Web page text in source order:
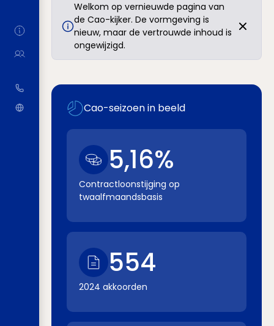
Welkom op vernieuwde pagina van
de Cao-kijker. De vormgeving is
nieuw, maar de vertrouwde inhoud is
ongewijzigd.
Cao-seizoen in beeld
5,16%
Contractloonstijging op
twaalfmaandsbasis
554
2024 akkoorden